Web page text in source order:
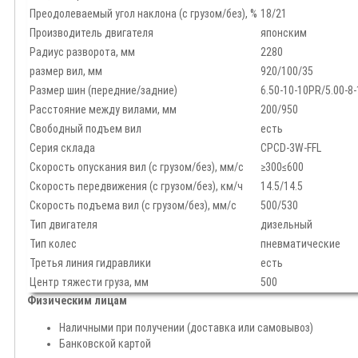
Преодолеваемый угол наклона (с грузом/без), % 18/21
Производитель двигателя
японским
Радиус разворота, мм
2280
размер вил, мм
920/100/35
Размер шин (передние/задние)
6.50-10-10PR/5.00-8-
Расстояние между вилами, мм
200/950
Свободный подъем вил
есть
Серия склада
CPCD-3W-FFL
Скорость опускания вил (с грузом/без), мм/с
≥300≤600
Скорость передвижения (с грузом/без), км/ч
14.5/14.5
Скорость подъема вил (с грузом/без), мм/с
500/530
Тип двигателя
дизельный
Тип колес
пневматические
Третья линия гидравлики
есть
Центр тяжести груза, мм
500
Физическим лицам
Наличными при получении (доставка или самовывоз)
Банковской картой